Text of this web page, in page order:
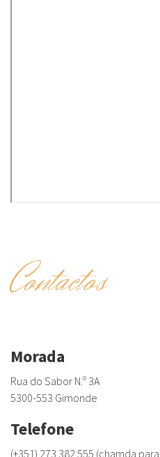
Contactos
Morada
Rua do Sabor N.º 3A
5300-553 Gimonde
Telefone
(+351) 273 382 555 (chamda